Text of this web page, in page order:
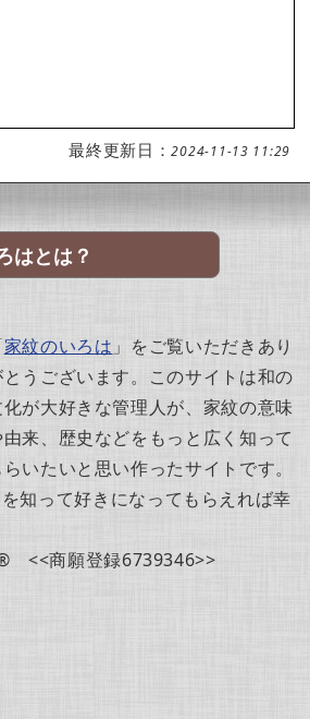
最終更新日：2024-11-13 11:29
はとは？
家紋のいろは」をご覧いただきあり
うございます。このサイトは和の
が大好きな管理人が、家紋の意味
来、歴史などをもっと広く知って
らいたいと思い作ったサイトです。
知って好きになってもらえれば幸
® <<商願登録6739346>>